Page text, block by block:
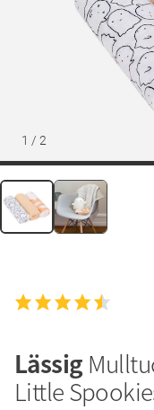
1 / 2
Lässig
Little